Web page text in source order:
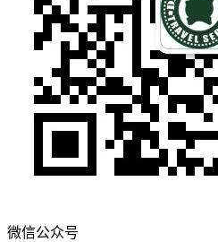
微信公众号